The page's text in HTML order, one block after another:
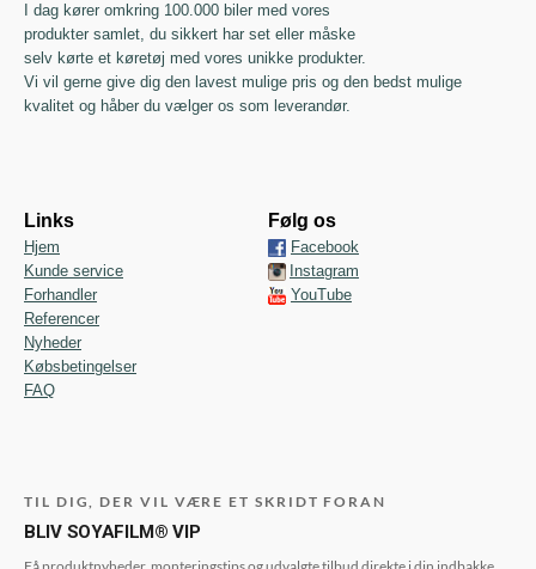
I dag kører omkring 100.000 biler med vores
produkter samlet, du sikkert har set eller måske
selv kørte et køretøj med vores unikke produkter.
Vi vil gerne give dig den lavest mulige pris og den bedst mulige
kvalitet og håber du vælger os som leverandør.
Links
Hjem
Kunde service
Forhandler
Referencer
Nyheder
Købsbetingelser
FAQ
Følg os
Facebook
Instagram
YouTube
TIL DIG, DER VIL VÆRE ET SKRIDT FORAN
BLIV SOYAFILM® VIP